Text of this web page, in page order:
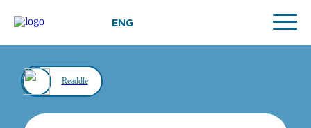
ENG
Readdle